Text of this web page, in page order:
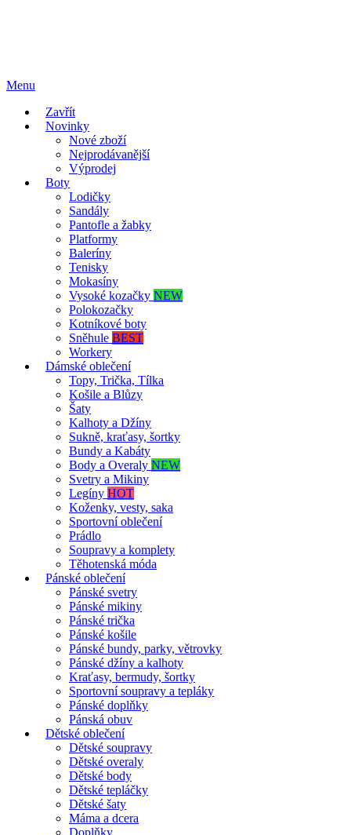
Menu
Zavřít
Novinky
Nové zboží
Nejprodávanější
Výprodej
Boty
Lodičky
Sandály
Pantofle a žabky
Platformy
Baleríny
Tenisky
Mokasíny
Vysoké kozačky NEW
Polokozačky
Kotníkové boty
Sněhule BEST
Workery
Dámské oblečení
Topy, Trička, Tílka
Košile a Blůzy
Šaty
Kalhoty a Džíny
Sukně, kraťasy, šortky
Bundy a Kabáty
Body a Overaly NEW
Svetry a Mikiny
Legíny HOT
Koženky, vesty, saka
Sportovní oblečení
Prádlo
Soupravy a komplety
Těhotenská móda
Pánské oblečení
Pánské svetry
Pánské mikiny
Pánské trička
Pánské košile
Pánské bundy, parky, větrovky
Pánské džíny a kalhoty
Kraťasy, bermudy, šortky
Sportovní soupravy a tepláky
Pánské doplňky
Pánská obuv
Dětské oblečení
Dětské soupravy
Dětské overaly
Dětské body
Dětské tepláčky
Dětské šaty
Máma a dcera
Doplňky